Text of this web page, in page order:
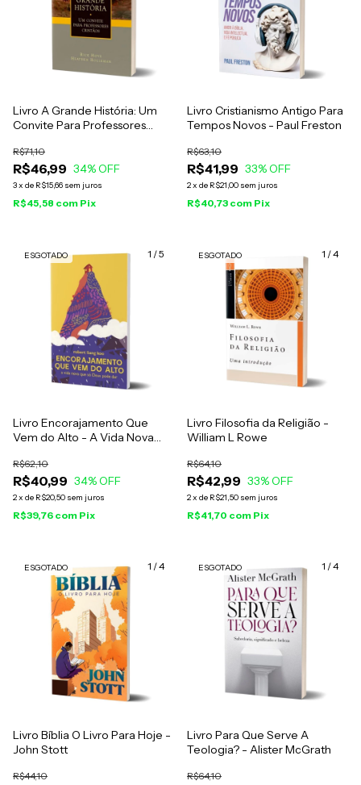
Livro A Grande História: Um
Convite Para Professores
Holleman
R$46,99
R$71,10
34% OFF
3x de R$15,66 sem juros
R$45,58 com Pix
Livro Cristianismo Antigo Para
Tempos Novos - Paul Freston
R$41,99
R$63,10
33% OFF
2x de R$21,00 sem juros
R$40,73 com Pix
1 /5
ESGOTADO
Livro Encorajamento Que
Vem do Alto - A Vida Nova
Robert Liang Koo
R$40,99
R$62,10
34% OFF
2x de R$20,50 sem juros
R$39,76 com Pix
1 /4
ESGOTADO
Livro Filosofia da Religião -
William L Rowe
R$42,99
R$64,10
33% OFF
2x de R$21,50 sem juros
R$41,70 com Pix
1 /4
ESGOTADO
Livro Bíblia O Livro Para Hoje -
John Stott
R$44,10
1 /4
ESGOTADO
Livro Para Que Serve A
Teologia? - Alister McGrath
R$64,10